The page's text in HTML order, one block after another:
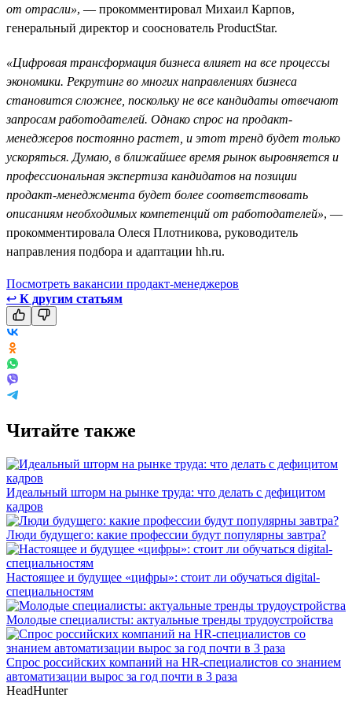
от отрасли», — прокомментировал Михаил Карпов,
генеральный директор и сооснователь ProductStar.
«Цифровая трансформация бизнеса влияет на все процессы
экономики. Рекрутинг во многих направлениях бизнеса
становится сложнее, поскольку не все кандидаты отвечают
запросам работодателей. Однако спрос на продакт-
менеджеров постоянно растет, и этот тренд будет только
ускоряться. Думаю, в ближайшее время рынок выровняется и
профессиональная экспертиза кандидатов на позиции
продакт-менеджмента будет более соответствовать
описаниям необходимых компетенций от работодателей», —
прокомментировала Олеся Плотникова, руководитель
направления подбора и адаптации hh.ru.
Посмотреть вакансии продакт-менеджеров
↩ К другим статьям
Читайте также
Идеальный шторм на рынке труда: что делать с дефицитом
кадров
Люди будущего: какие профессии будут популярны завтра?
Настоящее и будущее «цифры»: стоит ли обучаться digital-
специальностям
Молодые специалисты: актуальные тренды трудоустройства
Спрос российских компаний на HR-специалистов со знанием
автоматизации вырос за год почти в 3 раза
HeadHunter